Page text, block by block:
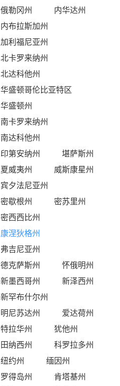
俄勒冈州
内华达州
内布拉斯加州
加利福尼亚州
北卡罗来纳州
北达科他州
华盛顿哥伦比亚特区
华盛顿州
南卡罗来纳州
南达科他州
印第安纳州
堪萨斯州
夏威夷州
威斯康星州
宾夕法尼亚州
密歇根州
密苏里州
密西西比州
康涅狄格州
弗吉尼亚州
德克萨斯州
怀俄明州
新墨西哥州
新泽西州
新罕布什尔州
明尼苏达州
爱达荷州
特拉华州
犹他州
田纳西州
科罗拉多州
纽约州
缅因州
罗得岛州
肯塔基州